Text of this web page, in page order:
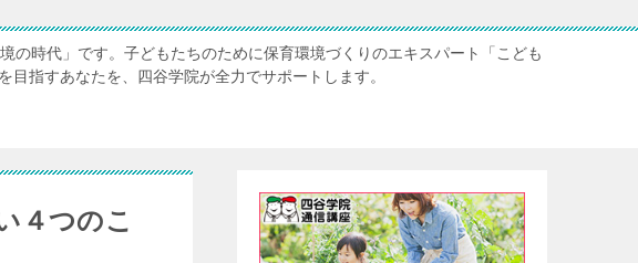
の時代」です。子どもたちのために保育環境づくりのエキスパート「こども
目指すあなたを、四谷学院が全力でサポートします。
４つのこ